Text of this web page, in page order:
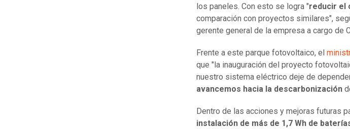
los paneles. Con esto se logra "reducir el
comparación con proyectos similares",
gerente general de la empresa a cargo de
Frente a este parque fotovoltaico, el
que "la inauguración del proyecto
nuestro sistema eléctrico deje de
avancemos hacia la descarbonización
Dentro de las acciones y mejoras futuras
instalación de más de 1,7 Wh de